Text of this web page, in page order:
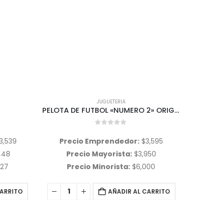
JUGUETERIA
REPOSERA REFORZADA INFANTIL
Precio Emprendedor: $17,878
Precio Mayorista: $20,213
Precio Minorista: $20,213
AÑADIR AL CARRITO